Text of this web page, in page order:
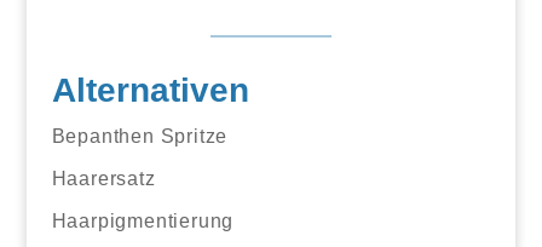
Alternativen
Bepanthen Spritze
Haarersatz
Haarpigmentierung